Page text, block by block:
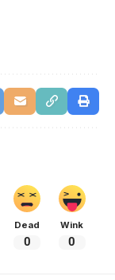
Dead
0
Wink
0